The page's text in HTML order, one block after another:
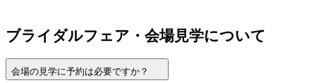
ブライダルフェア・会場見学について
会場の見学に予約は必要ですか？